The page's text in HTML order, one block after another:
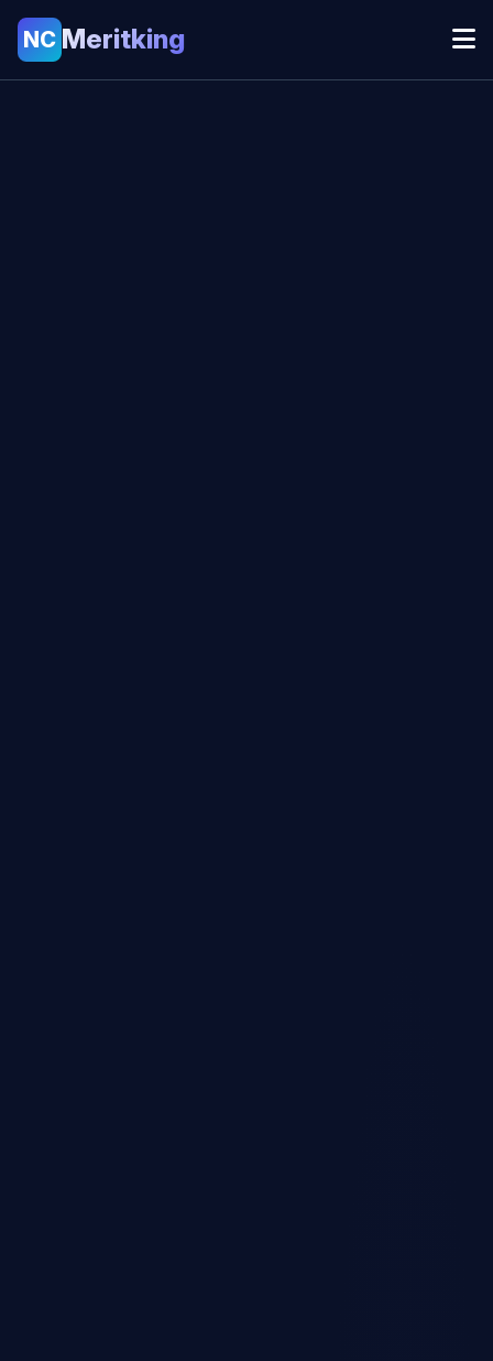
NC Meritking